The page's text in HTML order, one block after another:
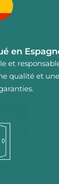
en
et
qualité et